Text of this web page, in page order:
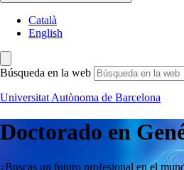
Català
English
Búsqueda en la web
Universitat Autònoma de Barcelona
Doctorado en
¿Buscas un futuro profesional en el